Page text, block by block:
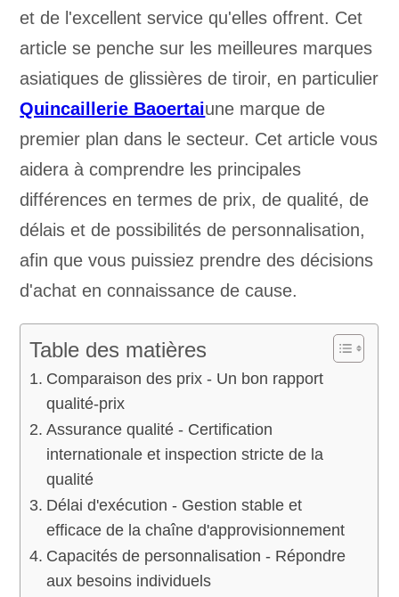
et de l'excellent service qu'elles offrent. Cet
article se penche sur les meilleures marques
asiatiques de glissières de tiroir, en particulier
Quincaillerie Baoertaiune marque de
premier plan dans le secteur. Cet article vous
aidera à comprendre les principales
différences en termes de prix, de qualité, de
délais et de possibilités de personnalisation,
afin que vous puissiez prendre des décisions
d'achat en connaissance de cause.
Table des matières
Comparaison des prix - Un bon rapport
qualité-prix
Assurance qualité - Certification
internationale et inspection stricte de la
qualité
Délai d'exécution - Gestion stable et
efficace de la chaîne d'approvisionnement
Capacités de personnalisation - Répondre
aux besoins individuels